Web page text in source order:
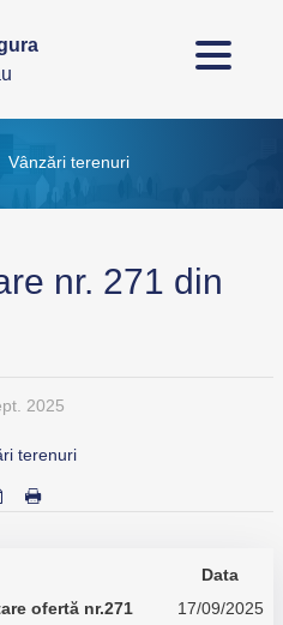
Vânzări terenuri
nr. 271 din
2025
terenuri
Data
ofertă nr.271 17/09/2025